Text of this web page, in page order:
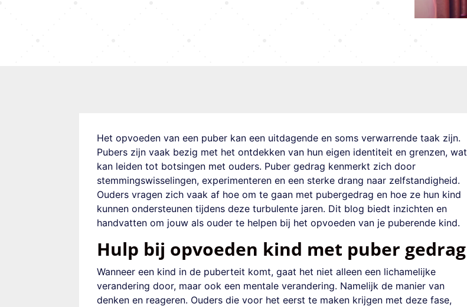
Het opvoeden van een puber kan een uitdagende en soms verwarrende taak zijn.
Pubers zijn vaak bezig met het ontdekken van hun eigen identiteit en grenzen, wat
kan leiden tot botsingen met ouders. Puber gedrag kenmerkt zich door
stemmingswisselingen, experimenteren en een sterke drang naar zelfstandigheid.
Ouders vragen zich vaak af hoe om te gaan met pubergedrag en hoe ze hun kind
kunnen ondersteunen tijdens deze turbulente jaren. Dit blog biedt inzichten en
handvatten om jouw als ouder te helpen bij het opvoeden van je puberende kind.
Hulp bij opvoeden kind met puber gedrag
Wanneer een kind in de puberteit komt, gaat het niet alleen een lichamelijke
verandering door, maar ook een mentale verandering. Namelijk de manier van
denken en reageren. Ouders die voor het eerst te maken krijgen met deze fase,